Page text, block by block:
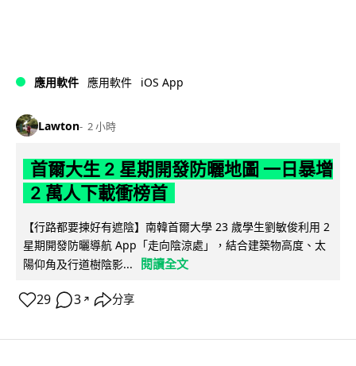
應用軟件 應用軟件 iOS App
Lawton 2 小時
首爾大生 2 星期開發防曬地圖 一日暴增
2 萬人下載衝榜首
【行路都要揀好有遮陰】南韓首爾大學 23 歲學生劉敏俊利用 2
星期開發防曬導航 App「走向陰涼處」，結合建築物高度、太
陽仰角及行道樹陰影...
閱讀全文
29 3 ↗ 分享